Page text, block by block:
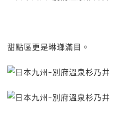
甜點區更是琳瑯滿目。